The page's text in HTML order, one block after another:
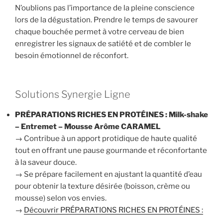
N’oublions pas l’importance de la pleine conscience
lors de la dégustation. Prendre le temps de savourer
chaque bouchée permet à votre cerveau de bien
enregistrer les signaux de satiété et de combler le
besoin émotionnel de réconfort.
Solutions Synergie Ligne
PRÉPARATIONS RICHES EN PROTÉINES : Milk-shake
– Entremet – Mousse Arôme CARAMEL
→ Contribue à un apport protidique de haute qualité
tout en offrant une pause gourmande et réconfortante
à la saveur douce.
→ Se prépare facilement en ajustant la quantité d’eau
pour obtenir la texture désirée (boisson, crème ou
mousse) selon vos envies.
→ Découvrir PRÉPARATIONS RICHES EN PROTÉINES :